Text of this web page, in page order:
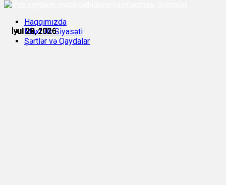
İyul 28, 2026
İyul 28, 2026
İyul 28, 2026
İyul 28, 2026
İyul 29, 2026
İyul 29, 2026
Haqqımızda
Məxfilik Siyasəti
Şərtlər və Qaydalar